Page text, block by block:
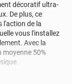
décoratif ultra-
De plus, ce
l'action de la
vous l'installez
Avec la
moyenne 50%